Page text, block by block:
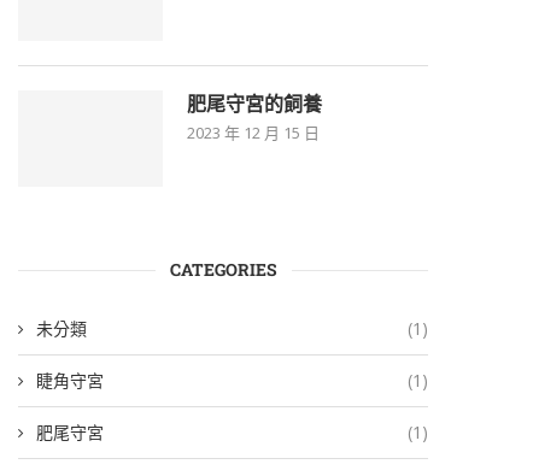
肥尾守宮的飼養
2023 年 12 月 15 日
CATEGORIES
未分類 (1)
睫角守宮 (1)
肥尾守宮 (1)